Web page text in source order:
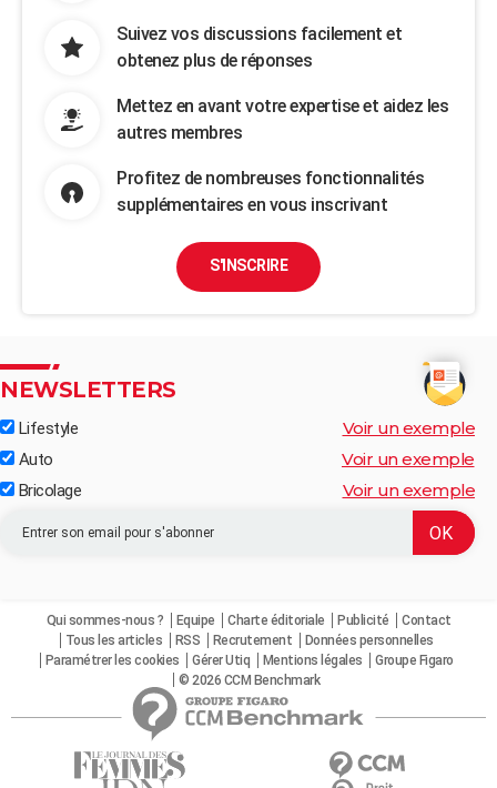
Suivez vos discussions facilement et
obtenez plus de réponses
Mettez en avant votre expertise et aidez les
autres membres
Profitez de nombreuses fonctionnalités
supplémentaires en vous inscrivant
S'INSCRIRE
NEWSLETTERS
Lifestyle Voir un exemple
Auto Voir un exemple
Bricolage Voir un exemple
Qui sommes-nous ? Equipe Charte éditoriale Publicité
Contact
Tous les articles
RSS Recrutement
Données personnelles
Paramétrer les cookies
Gérer Utiq Mentions légales
Groupe Figaro
© 2026 CCM Benchmark